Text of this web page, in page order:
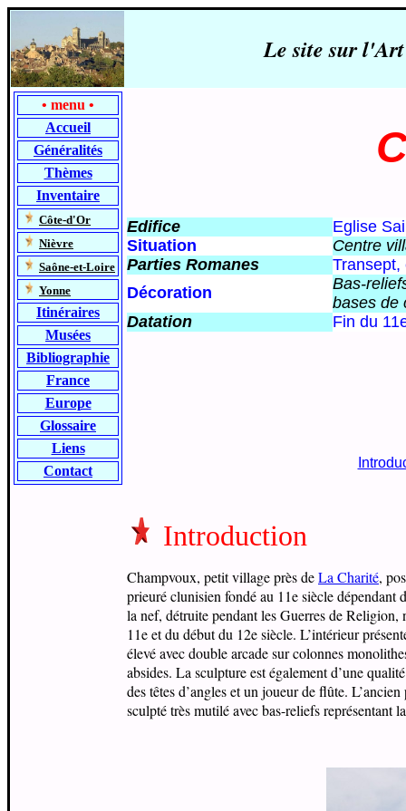
Le site sur
• menu •
Accueil
Généralités
Thèmes
Inventaire
Côte-d'Or
Nièvre
Saône-et-Loire
Yonne
Itinéraires
Musées
Bibliographie
France
Europe
Glossaire
Liens
Contact
Edifice
Eglise
Situation
Centre
Parties Romanes
Décoration
Bas-
bases de
Datation
Fin du
Introduction
Champvoux, petit village près deLa Charité,
prieuré clunisien fondé au 11e siècle dépendant
la nef, détruite pendant les Guerres de Religion,
11e et du début du 12e siècle. L’intérieur
élevé avec double arcade sur colonnes
absides. La sculpture est également d’une
des têtes d’angles et un joueur de flûte.
sculpté très mutilé avec bas-reliefs